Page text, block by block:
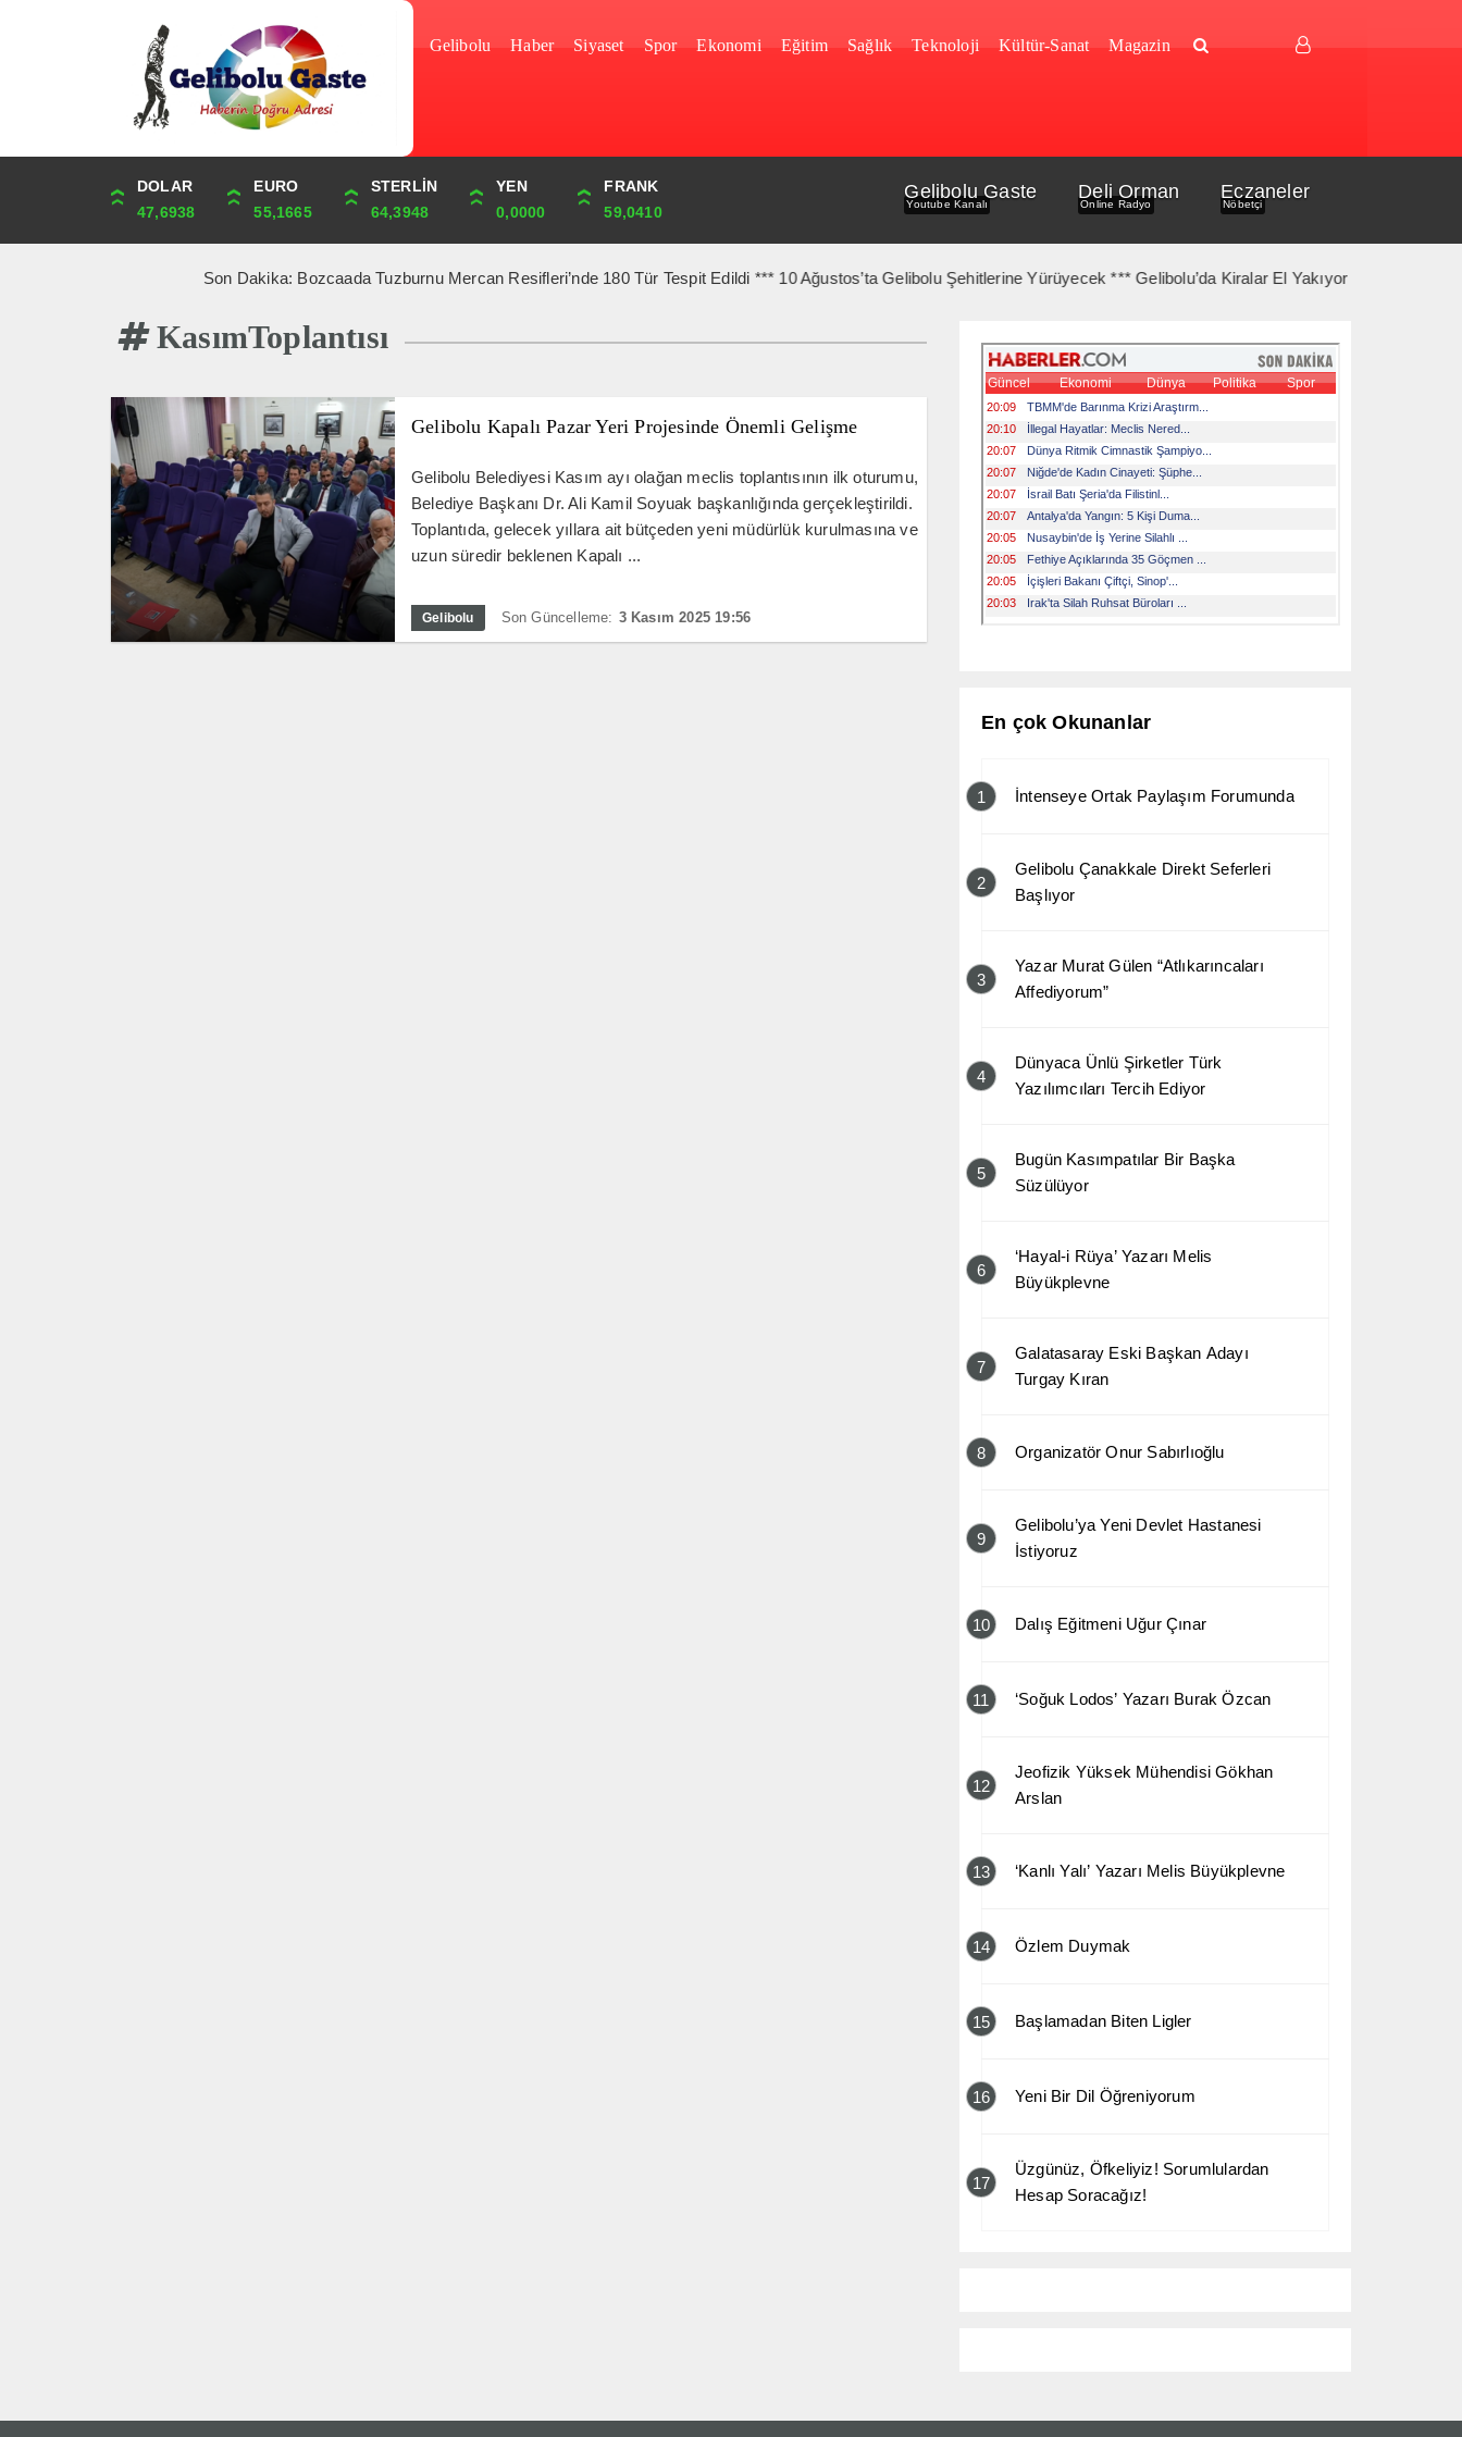
Gelibolu Haber Siyaset Spor Ekonomi Eğitim Sağlık Teknoloji Kültür-Sanat Magazin
DOLAR
47,6938
EURO
55,1665
STERLİN
64,3948
YEN
0,0000
FRANK
59,0410
ONS
4,337,23
ALTIN
6,651,60
ÇEYREK
10,875,37
CUMHURİYET
44,829,00
Gelibolu Gaste
Youtube Kanalı
Deli Orman
Online Radyo
Eczaneler
Nöbetçi
Son Dakika: Bozcaada Tuzburnu Mercan Resifleri’nde 180 Tür Tespit Edildi *** 10 Ağustos’ta Gelibolu Şehitlerine Yürüyecek *** Gelibolu’da Kiralar El Yakıyor *** Gelibolu
KasımToplantısı
Gelibolu Kapalı Pazar Yeri Projesinde Önemli Gelişme
Gelibolu Belediyesi Kasım ayı olağan meclis toplantısının ilk oturumu,
Belediye Başkanı Dr. Ali Kamil Soyuak başkanlığında gerçekleştirildi.
Toplantıda, gelecek yıllara ait bütçeden yeni müdürlük kurulmasına ve
uzun süredir beklenen Kapalı ...
Gelibolu Son Güncelleme: 3 Kasım 2025 19:56
En çok Okunanlar
1 İntenseye Ortak Paylaşım Forumunda
2
Gelibolu Çanakkale Direkt Seferleri
Başlıyor
3
Yazar Murat Gülen “Atlıkarıncaları
Affediyorum”
4
Dünyaca Ünlü Şirketler Türk
Yazılımcıları Tercih Ediyor
5
Bugün Kasımpatılar Bir Başka
Süzülüyor
6
‘Hayal-i Rüya’ Yazarı Melis
Büyükplevne
7
Galatasaray Eski Başkan Adayı
Turgay Kıran
8 Organizatör Onur Sabırlıoğlu
9
Gelibolu’ya Yeni Devlet Hastanesi
İstiyoruz
10 Dalış Eğitmeni Uğur Çınar
11 ‘Soğuk Lodos’ Yazarı Burak Özcan
12
Jeofizik Yüksek Mühendisi Gökhan
Arslan
13 ‘Kanlı Yalı’ Yazarı Melis Büyükplevne
14 Özlem Duymak
15 Başlamadan Biten Ligler
16 Yeni Bir Dil Öğreniyorum
17
Üzgünüz, Öfkeliyiz! Sorumlulardan
Hesap Soracağız!